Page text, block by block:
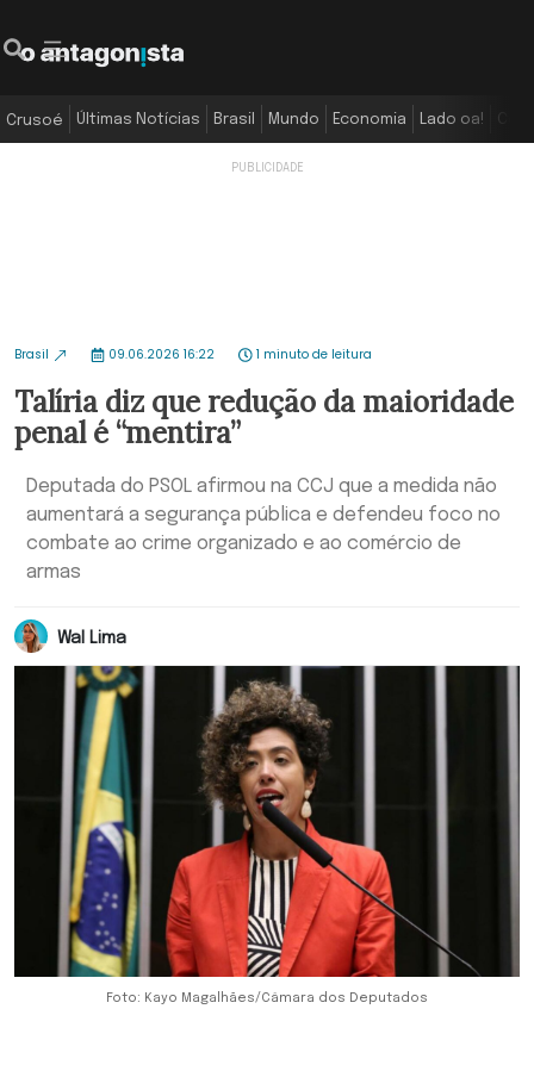
Crusoé Últimas Notícias Brasil Mundo Economia Lado oa!
Brasil 09.06.2026 16:22 1 minuto de leitura
Talíria diz que redução da maioridade
penal é “mentira”
Deputada do PSOL afirmou na CCJ que a medida não
aumentará a segurança pública e defendeu foco no
combate ao crime organizado e ao comércio de
armas
Wal Lima
Foto: Kayo Magalhães/Câmara dos Deputados